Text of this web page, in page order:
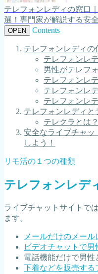
テレフォンレディの窓口
選！専門家が解説する安
OPEN Contents
テレフォンレディの
テレフォンレ
男性がテレフ
テレフォンレ
テレフォンレ
テレフォンレ
テレフォンレディと
テレクラとは？
安全なライブチャッ
しよう！
リモ活の１つの種類
テレフォンレデ
ライブチャットサイトで
ます。
メールだけのメール
ビデオチャットで
電話機能だけで男性
下着などを販売する